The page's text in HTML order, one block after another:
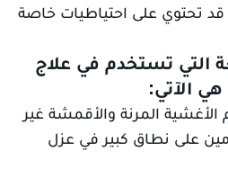
قد تحتوي على احتياطيات خاصة
التي تستخدم في علاج
الآتي:
المرنة والأقمشة غير
على نطاق كبير في عزل